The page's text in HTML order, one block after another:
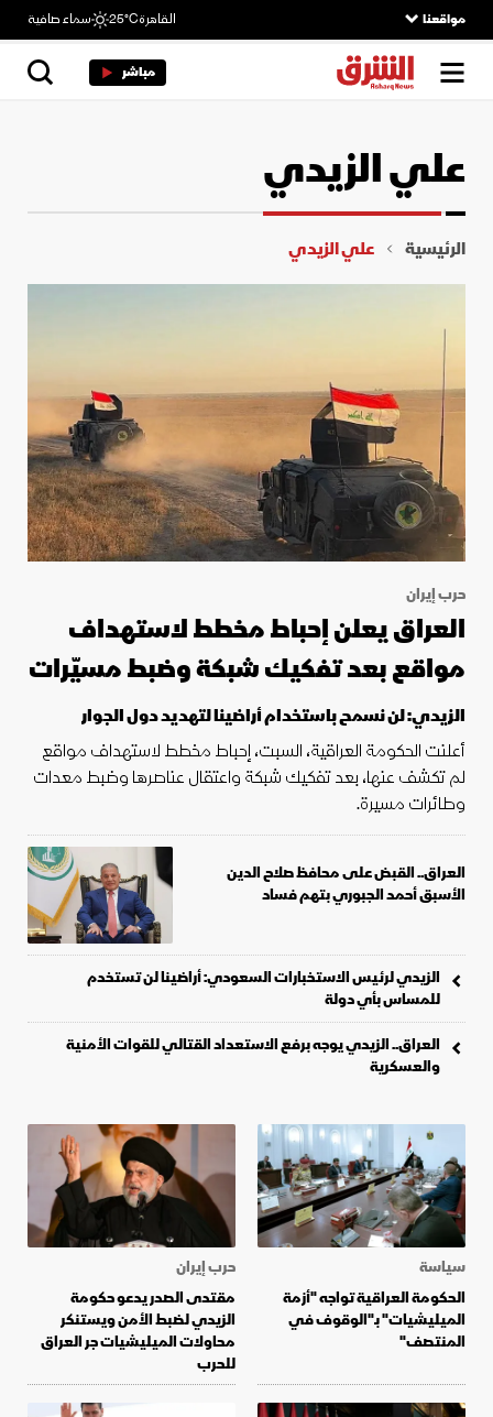
مواقعنا القاهرة25°C سماء صافية
مباشر
علي الزيدي
الرئيسية علي الزيدي
حرب إيران
العراق يعلن إحباط مخطط لاستهداف
مواقع بعد تفكيك شبكة وضبط مسيّرات
الزيدي: لن نسمح باستخدام أراضينا لتهديد دول الجوار
أعلنت الحكومة العراقية، السبت، إحباط مخطط لاستهداف مواقع
لم تكشف عنها، بعد تفكيك شبكة واعتقال عناصرها وضبط معدات
وطائرات مسيرة.
العراق.. القبض على محافظ صلاح الدين
الأسبق أحمد الجبوري بتهم فساد
الزيدي لرئيس الاستخبارات السعودي: أراضينا لن تستخدم
للمساس بأي دولة
العراق.. الزيدي يوجه برفع الاستعداد القتالي للقوات الأمنية
والعسكرية
سياسة
الحكومة العراقية تواجه "أزمة
الميليشيات" بـ"الوقوف في
المنتصف"
حرب إيران
مقتدى الصدر يدعو حكومة
الزيدي لضبط الأمن ويستنكر
محاولات الميليشيات جر العراق
للحرب